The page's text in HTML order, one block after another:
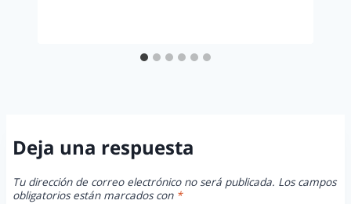
Deja una respuesta
Tu dirección de correo electrónico no será publicada. Los campos
obligatorios están marcados con *